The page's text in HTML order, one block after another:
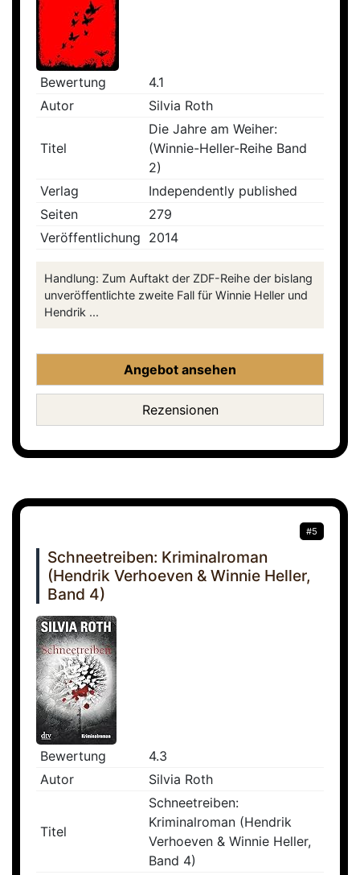
Bewertung
4.1
Autor
Silvia Roth
Titel
Die Jahre am Weiher:
(Winnie-Heller-Reihe Band
2)
Verlag
Independently published
Seiten
279
Veröffentlichung 2014
Handlung: Zum Auftakt der ZDF-Reihe der bislang
unveröffentlichte zweite Fall für Winnie Heller und
Hendrik ...
Angebot ansehen
Rezensionen
#5
Schneetreiben: Kriminalroman
(Hendrik Verhoeven & Winnie Heller,
Band 4)
Bewertung
4.3
Autor
Silvia Roth
Titel
Schneetreiben:
Kriminalroman (Hendrik
Verhoeven & Winnie Heller,
Band 4)